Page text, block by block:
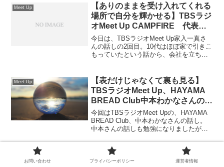
Meet Up
【ありのままを受け入れてくれる
場所で自分を輝かせる】TBSラジ
オMeet Up CAMPFIRE 代表取
締役、家入一真さんの話し2
今日は、TBSラジオMeet Up家入一真さ
んの話しの2回目。10代はほぼ家で引きこ
もっていたという話から、会社を立ち上
した話を聞いていきます。
Meet Up
【表だけじゃなくて裏も見る】
TBSラジオMeet Up、HAYAMA
BREAD Club中本わかなさんの話
し
今回はTBSラジオMeet Upの、HAYAMA
BREAD Club、中本わかなさんの話し。
中本さんの話しも勉強になりましたが、
アスクル社長の岩田さんの話しがとても
参考になりました。今後の行く道で悩ん
でいる方はぜひ最後まで読んでみてくだ
【継続の条件】熱中できるものの
方が良いコンテンツがつくれる
お問い合わせ プライバシーポリシー 運営者情報